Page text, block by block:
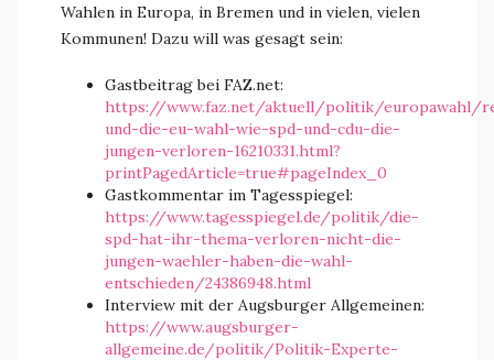
Wahlen in Europa, in Bremen und in vielen, vielen
Kommunen! Dazu will was gesagt sein:
Gastbeitrag bei FAZ.net:
https://www.faz.net/aktuell/politik/europawahl/
und-die-eu-wahl-wie-spd-und-cdu-die-
jungen-verloren-16210331.html?
printPagedArticle=true#pageIndex_0
Gastkommentar im Tagesspiegel:
https://www.tagesspiegel.de/politik/die-
spd-hat-ihr-thema-verloren-nicht-die-
jungen-waehler-haben-die-wahl-
entschieden/24386948.html
Interview mit der Augsburger Allgemeinen:
https://www.augsburger-
allgemeine.de/politik/Politik-Experte-